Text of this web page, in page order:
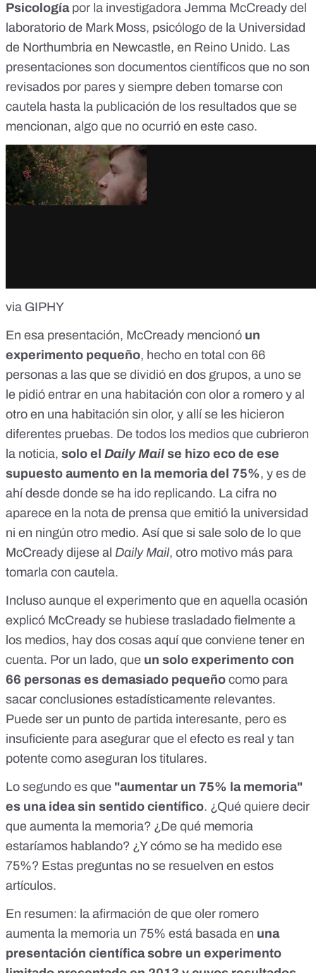
Psicologíapor la investigadora Jemma McCready del
laboratorio de Mark Moss, psicólogo de la Universidad
de Northumbria en Newcastle, en Reino Unido. Las
presentaciones son documentos científicos que no son
revisados por pares y siempre deben tomarse con
cautela hasta la publicación de los resultados que se
mencionan, algo que no ocurrió en este caso.
via GIPHY
En esa presentación, McCready mencionó un
experimento pequeño, hecho en total con 66
personas a las que se dividió en dos grupos, a uno se
le pidió entrar en una habitación con olor a romero y al
otro en una habitación sin olor, y allí se les hicieron
diferentes pruebas. De todos los medios que cubrieron
la noticia, solo el Daily Mail se hizo eco de ese
supuesto aumento en la memoria del 75%, y es de
ahí desde donde se ha ido replicando. La cifra no
aparece en la nota de prensa que emitió la universidad
ni en ningún otro medio. Así que si sale solo de lo que
McCready dijese al Daily Mail, otro motivo más para
tomarla con cautela.
Incluso aunque el experimento que en aquella ocasión
explicó McCready se hubiese trasladado fielmente a
los medios, hay dos cosas aquí que conviene tener en
cuenta. Por un lado, que un solo experimento con
66 personas es demasiado pequeño como para
sacar conclusiones estadísticamente relevantes.
Puede ser un punto de partida interesante, pero es
insuficiente para asegurar que el efecto es real y tan
potente como aseguran los titulares.
Lo segundo es que "aumentar un 75% la memoria"
es una idea sin sentido científico. ¿Qué quiere decir
que aumenta la memoria? ¿De qué memoria
estaríamos hablando? ¿Y cómo se ha medido ese
75%? Estas preguntas no se resuelven en estos
artículos.
En resumen: la afirmación de que oler romero
aumenta la memoria un 75% está basada en una
presentación científica sobre un experimento